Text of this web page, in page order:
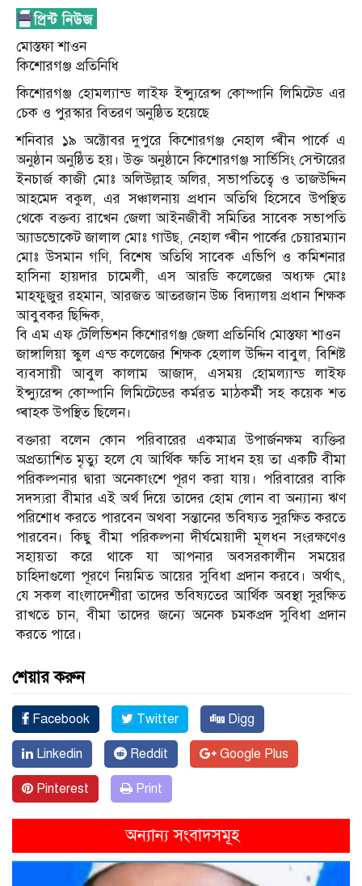
মোস্তফা শাওন
কিশোরগঞ্জ প্রতিনিধি
কিশোরগঞ্জ হোমল্যান্ড লাইফ ইন্স্যুরেন্স কোম্পানি লিমিটেড এর
চেক ও পুরস্কার বিতরণ অনুষ্ঠিত হয়েছে
শনিবার ১৯ অক্টোবর দুপুরে কিশোরগঞ্জ নেহাল গ্ৰীন পার্কে এ
অনুষ্ঠান অনুষ্ঠিত হয়। উক্ত অনুষ্ঠানে কিশোরগঞ্জ সার্ভিসিং সেন্টারের
ইনচার্জ কাজী মোঃ অলিউল্লাহ অলির, সভাপতিত্বে ও তাজউদ্দিন
আহমেদ বকুল, এর সঞ্চালনায় প্রধান অতিথি হিসেবে উপস্থিত
থেকে বক্তব্য রাখেন জেলা আইনজীবী সমিতির সাবেক সভাপতি
অ্যাডভোকেট জালাল মোঃ গাউছ, নেহাল গ্ৰীন পার্কের চেয়ারম্যান
মোঃ উসমান গণি, বিশেষ অতিথি সাবেক এভিপি ও কমিশনার
হাসিনা হায়দার চামেলী, এস আরডি কলেজের অধ্যক্ষ মোঃ
মাহফুজুর রহমান, আরজত আতরজান উচ্চ বিদ্যালয় প্রধান শিক্ষক
আবুবকর ছিদ্দিক,
বি এম এফ টেলিভিশন কিশোরগঞ্জ জেলা প্রতিনিধি মোস্তফা শাওন
জাঙ্গালিয়া স্কুল এন্ড কলেজের শিক্ষক হেলাল উদ্দিন বাবুল, বিশিষ্ট
ব্যবসায়ী আবুল কালাম আজাদ, এসময় হোমল্যান্ড লাইফ
ইন্স্যুরেন্স কোম্পানি লিমিটেডের কর্মরত মাঠকর্মী সহ কয়েক শত
গ্ৰাহক উপস্থিত ছিলেন।
বক্তারা বলেন কোন পরিবারের একমাত্র উপার্জনক্ষম ব্যক্তির
অপ্রত্যাশিত মৃত্যু হলে যে আর্থিক ক্ষতি সাধন হয় তা একটি বীমা
পরিকল্পনার দ্বারা অনেকাংশে পূরণ করা যায়। পরিবারের বাকি
সদস্যরা বীমার এই অর্থ দিয়ে তাদের হোম লোন বা অন্যান্য ঋণ
পরিশোধ করতে পারবেন অথবা সন্তানের ভবিষ্যত সুরক্ষিত করতে
পারবেন। কিছু বীমা পরিকল্পনা দীর্ঘমেয়াদী মূলধন সংরক্ষণেও
সহায়তা করে থাকে যা আপনার অবসরকালীন সময়ের
চাহিদাগুলো পূরণে নিয়মিত আয়ের সুবিধা প্রদান করবে। অর্থাৎ,
যে সকল বাংলাদেশীরা তাদের ভবিষ্যতের আর্থিক অবস্থা সুরক্ষিত
রাখতে চান, বীমা তাদের জন্যে অনেক চমকপ্রদ সুবিধা প্রদান
করতে পারে।
শেয়ার করুন
Facebook Twitter Digg
Linkedin Reddit Google Plus
Pinterest Print
অন্যান্য সংবাদসমূহ